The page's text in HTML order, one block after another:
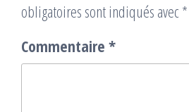
obligatoires sont indiqués avec *
Commentaire *